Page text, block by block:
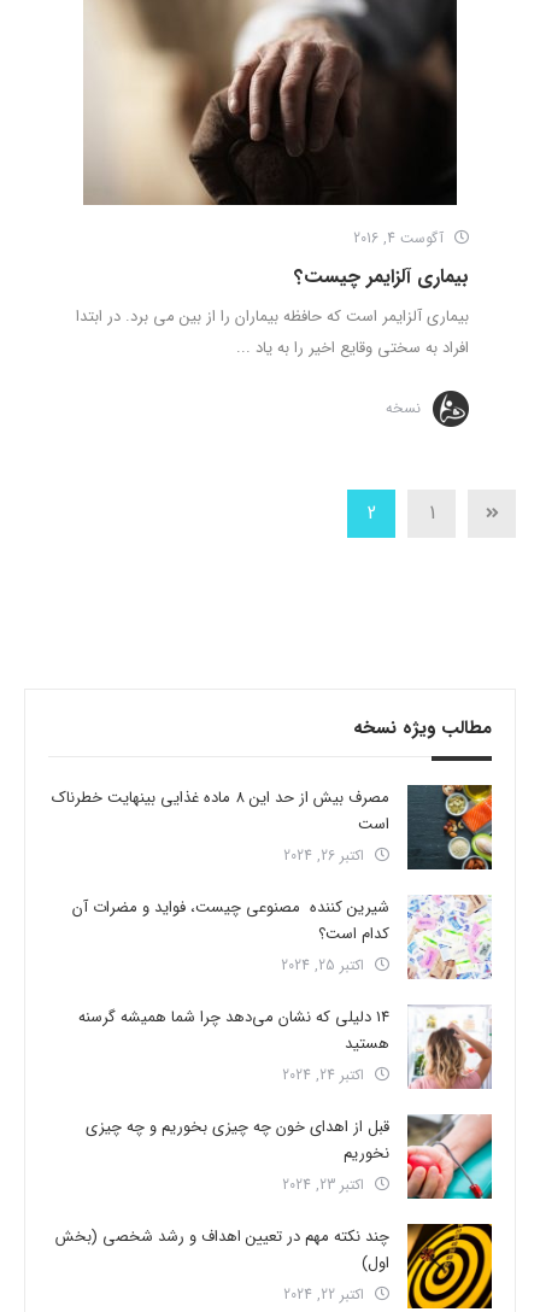
آگوست 4, 2016
بیماری آلزایمر چیست؟
بیماری آلزایمر است که حافظه بیماران را از بین می ­برد. در ابتدا
افراد به سختی وقایع اخیر را به یاد ...
نسخه
1
2
مطالب ویژه نسخه
مصرف بیش از حد این 8 ماده غذایی بینهایت خطرناک
است
اکتبر 26, 2024
شیرین کننده مصنوعی چیست، فواید و مضرات آن
کدام است؟
اکتبر 25, 2024
14 دلیلی که نشان می‌دهد چرا شما همیشه گرسنه
هستید
اکتبر 24, 2024
قبل از اهدای خون چه چیزی بخوریم و چه چیزی
نخوریم
اکتبر 23, 2024
چند نکته مهم در تعیین اهداف و رشد شخصی (بخش
اول)
اکتبر 22, 2024